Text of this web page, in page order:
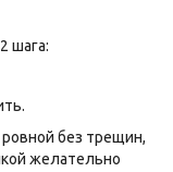
шага:
без трещин,
желательно